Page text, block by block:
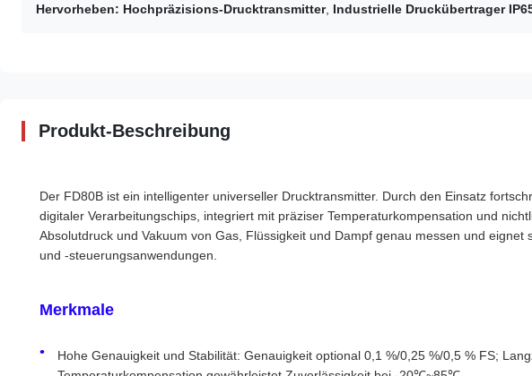
Hervorheben: Hochpräzisions-Drucktransmitter, Industrielle Druckübertrager
Produkt-Beschreibung
Der FD80B ist ein intelligenter universeller Drucktransmitter. Durch den Einsatz
digitaler Verarbeitungschips, integriert mit präziser Temperaturkompensation und
Absolutdruck und Vakuum von Gas, Flüssigkeit und Dampf genau messen und
und -steuerungsanwendungen.
Merkmale
Hohe Genauigkeit und Stabilität: Genauigkeit optional 0,1 %/0,25 %/0,5 % FS;